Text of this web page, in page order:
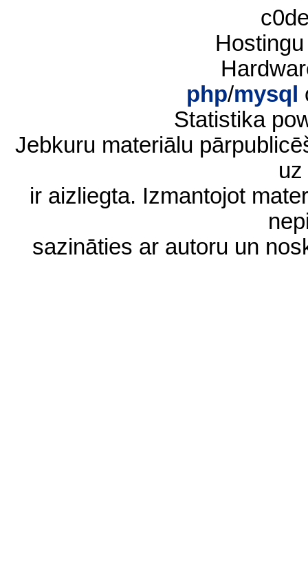
php/mysql
Statistika
Jebkuru materiālu
ir aizliegta. Izmantojot
sazināties ar autoru un